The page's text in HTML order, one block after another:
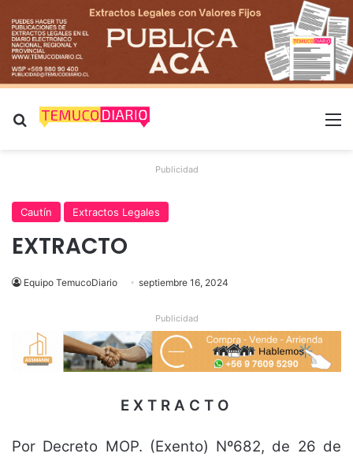
Buscar por
Publicidad
Cautín Extractos Legales
EXTRACTO
Equipo TemucoDiario septiembre 16, 2024
Publicidad
E X T R A C T O
Por Decreto MOP. (Exento) Nº682, de 26 de